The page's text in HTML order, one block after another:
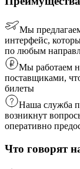
Мы
интерфейс,
по любым
Мы работаем
поставщиками,
билеты
Наша служба
возникнут
оперативно
Что говорят